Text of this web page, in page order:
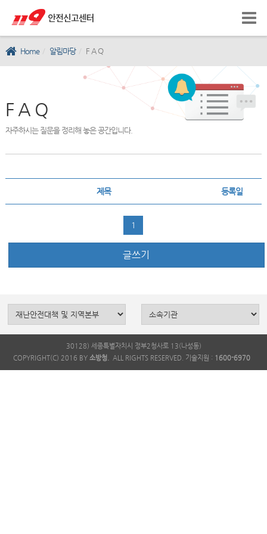
Home 알림마당 F A Q
F A Q
자주하시는 질문을 정리해 놓은 공간입니다.
제목 등록일
1
글쓰기
30128) 세종특별자치시 정부2청사로 13(나성동)
COPYRIGHT(C) 2016 BY 소방청. ALL RIGHTS RESERVED. 기술지원 : 1600-6970